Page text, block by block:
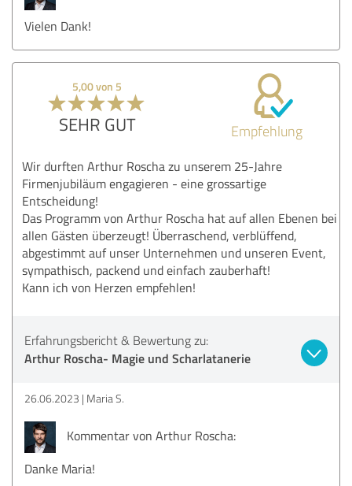
Vielen Dank!
5,00 von 5
SEHR GUT Empfehlung
Wir durften Arthur Roscha zu unserem 25-Jahre
Firmenjubiläum engagieren - eine grossartige
Entscheidung!
Das Programm von Arthur Roscha hat auf allen Ebenen bei
allen Gästen überzeugt! Überraschend, verblüffend,
abgestimmt auf unser Unternehmen und unseren Event,
sympathisch, packend und einfach zauberhaft!
Kann ich von Herzen empfehlen!
Erfahrungsbericht & Bewertung zu:
Arthur Roscha- Magie und Scharlatanerie
26.06.2023 Maria S.
Kommentar von Arthur Roscha:
Danke Maria!